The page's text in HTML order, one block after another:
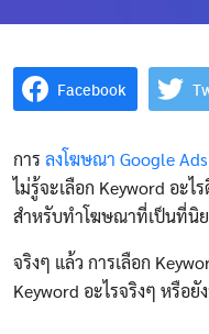
Facebook
การ ลงโฆษณา Google Ads
ไม่รู้จะเลือก Keyword อะ
สำหรับทำโฆษณาที่เป็นที่นิ
จริงๆ แล้ว การเลือก
Keyword อะไรจริงๆ หรือ